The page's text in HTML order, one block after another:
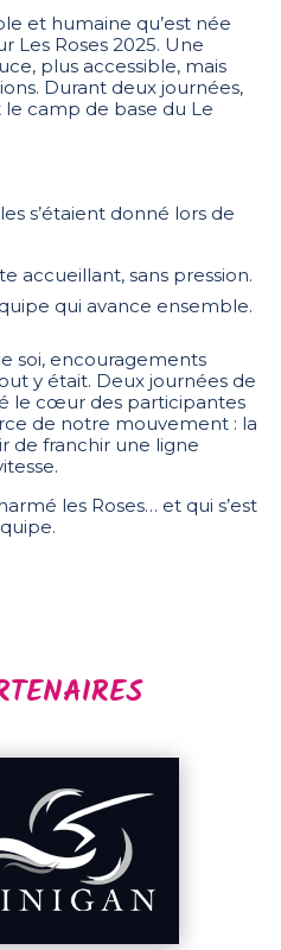
et humaine qu’est née
Les Roses 2025. Une
plus accessible, mais
Durant deux journées,
le camp de base du Le
s’étaient donné lors de
accueillant, sans pression.
qui avance ensemble.
soi, encouragements
y était. Deux journées de
le cœur des participantes
de notre mouvement : la
de franchir une ligne
les Roses… et qui s’est